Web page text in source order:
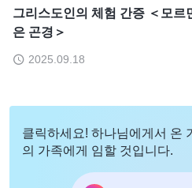
그리스도인의 체험 간증 ＜모르
은 곤경＞
2025.09.18
클릭하세요! 하나님에게서 온
의 가족에게 임할 것입니다.